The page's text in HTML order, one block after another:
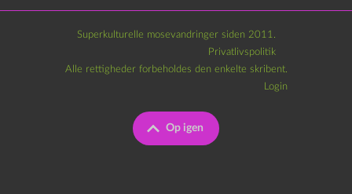
Superkulturelle mosevandringer siden 2011.
Privatlivspolitik
Op igen
Alle rettigheder forbeholdes den enkelte skribent.
Login